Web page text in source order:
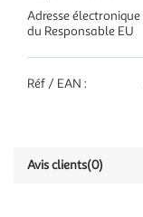
Adresse électronique
du Responsable EU
Réf / EAN :
Avis clients(0)